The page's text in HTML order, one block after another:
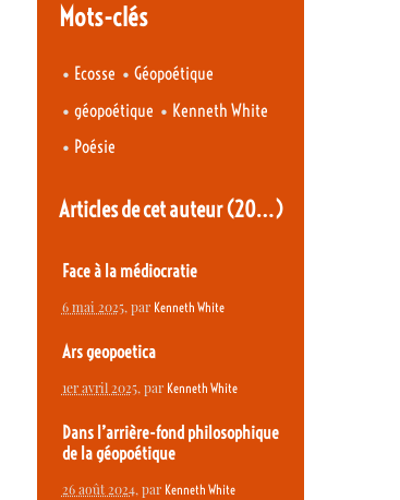
Mots-clés
• Ecosse •Géopoétique
• géopoétique • Kenneth White
• Poésie
Articles de cet auteur(20…)
Face à la médiocratie
6 mai 2025, par Kenneth White
Ars geopoetica
1er avril 2025, par Kenneth White
Dans l’arrière-fond philosophique
de la géopoétique
26 août 2024, par Kenneth White